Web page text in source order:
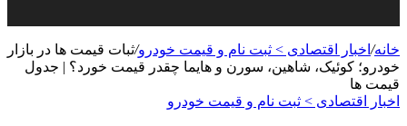
خانه/ اخبار اقتصادی > ثبت نام و قیمت خودرو/ثبات قیمت ها در بازار
خودرو؛ کوئیک، شاهین، سورن و هایما چقدر قیمت خورد؟ | جدول
قیمت ها
اخبار اقتصادی > ثبت نام و قیمت خودرو